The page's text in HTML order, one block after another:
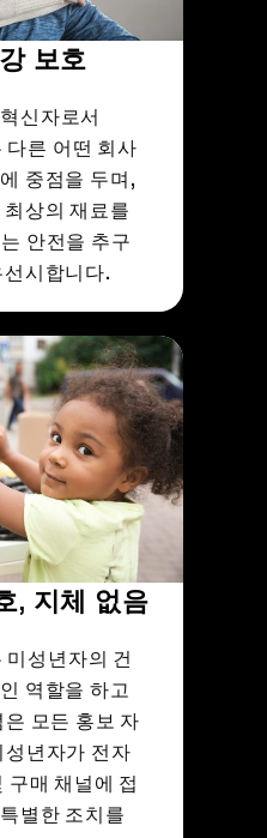
보호
신자로서
다른 어떤 회사
중점을 두며,
최상의 재료를
안전을 추구
시합니다.
, 지체 없음
미성년자의 건
역할을 하고
모든 홍보 자
성년자가 전자
구매 채널에 접
별한 조치를